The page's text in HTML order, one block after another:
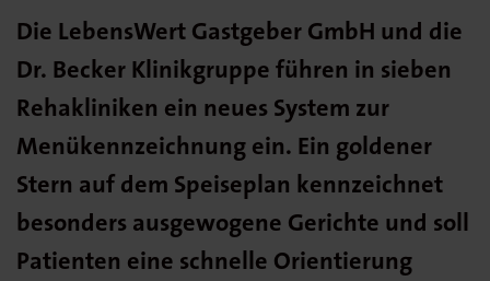
Die LebensWert Gastgeber GmbH und die
Dr. Becker Klinikgruppe führen in sieben
Rehakliniken ein neues System zur
Menükennzeichnung ein. Ein goldener
Stern auf dem Speiseplan kennzeichnet
besonders ausgewogene Gerichte und soll
Patienten eine schnelle Orientierung